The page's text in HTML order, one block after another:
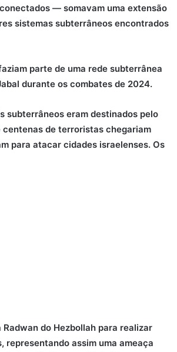
— somavam uma extensão
sistemas subterrâneos encontrados
parte de uma rede subterrânea
durante os combates de 2024.
subterrâneos eram destinados pelo
centenas de terroristas chegariam
para atacar cidades israelenses. Os
do Hezbollah para realizar
representando assim uma ameaça